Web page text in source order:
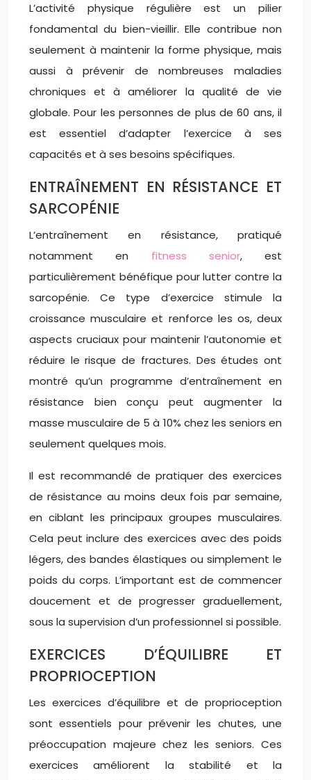
L’activité physique régulière est un pilier
fondamental du bien-vieillir. Elle contribue non
seulement à maintenir la forme physique, mais
aussi à prévenir de nombreuses maladies
chroniques et à améliorer la qualité de vie
globale. Pour les personnes de plus de 60 ans, il
est essentiel d’adapter l’exercice à ses
capacités et à ses besoins spécifiques.
ENTRAÎNEMENT EN RÉSISTANCE ET
SARCOPÉNIE
L’entraînement en résistance, pratiqué
notamment en fitness senior, est
particulièrement bénéfique pour lutter contre la
sarcopénie. Ce type d’exercice stimule la
croissance musculaire et renforce les os, deux
aspects cruciaux pour maintenir l’autonomie et
réduire le risque de fractures. Des études ont
montré qu’un programme d’entraînement en
résistance bien conçu peut augmenter la
masse musculaire de 5 à 10% chez les seniors en
seulement quelques mois.
Il est recommandé de pratiquer des exercices
de résistance au moins deux fois par semaine,
en ciblant les principaux groupes musculaires.
Cela peut inclure des exercices avec des poids
légers, des bandes élastiques ou simplement le
poids du corps. L’important est de commencer
doucement et de progresser graduellement,
sous la supervision d’un professionnel si possible.
EXERCICES D’ÉQUILIBRE ET
PROPRIOCEPTION
Les exercices d’équilibre et de proprioception
sont essentiels pour prévenir les chutes, une
préoccupation majeure chez les seniors. Ces
exercices améliorent la stabilité et la